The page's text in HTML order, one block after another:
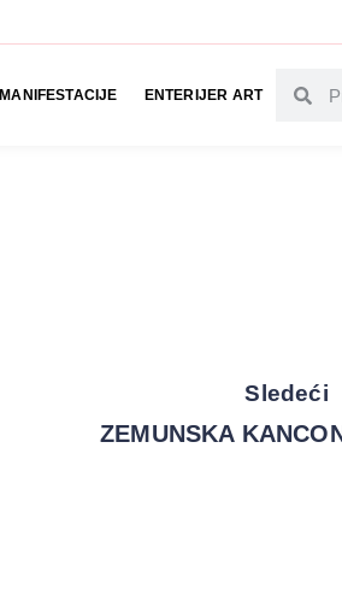
MANIFESTACIJE ENTERIJER ART
Sledeći
ZEMUNSKA